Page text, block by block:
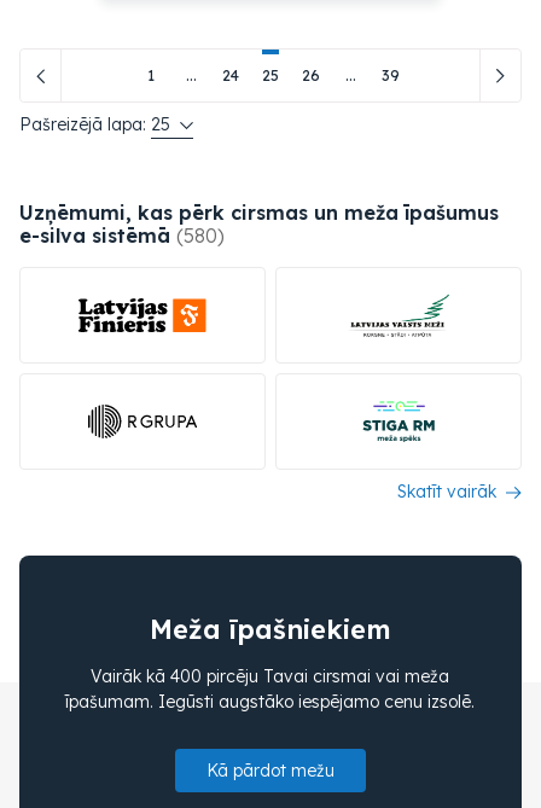
1 ... 24 25 26 ... 39
Pašreizējā lapa: 25
Uzņēmumi, kas pērk cirsmas un meža īpašumus
e-silva sistēmā (580)
Skatīt vairāk
Meža īpašniekiem
Vairāk kā 400 pircēju Tavai cirsmai vai meža
īpašumam. Iegūsti augstāko iespējamo cenu izsolē.
Kā pārdot mežu